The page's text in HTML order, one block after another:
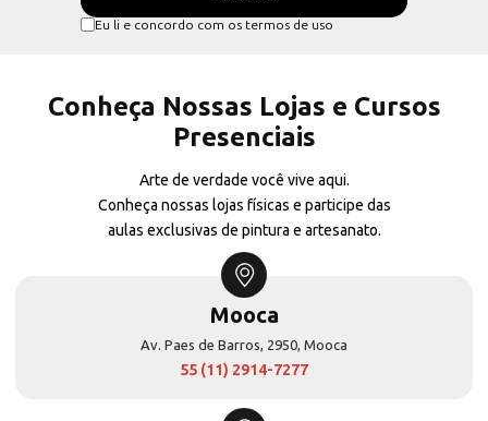
Eu li e concordo com os termos de uso
Conheça Nossas Lojas e Cursos
Presenciais
Arte de verdade você vive aqui.
Conheça nossas lojas físicas e participe das
aulas exclusivas de pintura e artesanato.
Mooca
Av. Paes de Barros, 2950, Mooca
55 (11) 2914-7277